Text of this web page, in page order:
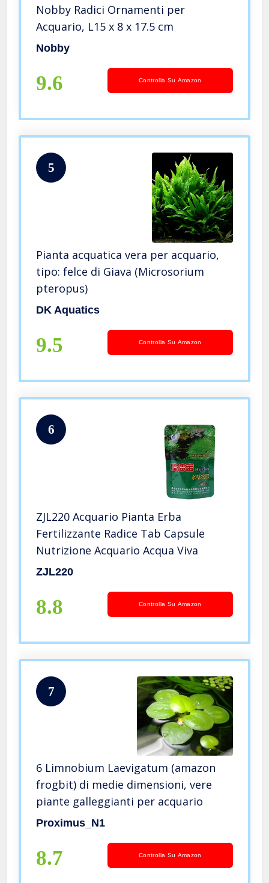
Nobby Radici Ornamenti per
Acquario, L15 x 8 x 17.5 cm
Nobby
9.6 Controlla Su Amazon
5
Pianta acquatica vera per acquario,
tipo: felce di Giava (Microsorium
pteropus)
DK Aquatics
9.5 Controlla Su Amazon
6
ZJL220 Acquario Pianta Erba
Fertilizzante Radice Tab Capsule
Nutrizione Acquario Acqua Viva
ZJL220
8.8 Controlla Su Amazon
7
6 Limnobium Laevigatum (amazon
frogbit) di medie dimensioni, vere
piante galleggianti per acquario
Proximus_N1
8.7 Controlla Su Amazon